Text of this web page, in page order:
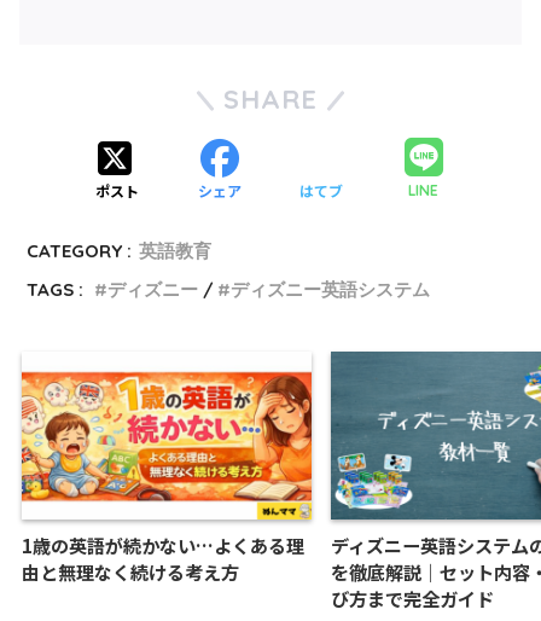
SHARE
ポスト シェア はてブ LINE
CATEGORY : 英語教育
TAGS :
ディズニー ディズニー英語システム
1歳の英語が続かない…よくある理
由と無理なく続ける考え方
ディズニー英語システム
を徹底解説｜セット内容
び方まで完全ガイド